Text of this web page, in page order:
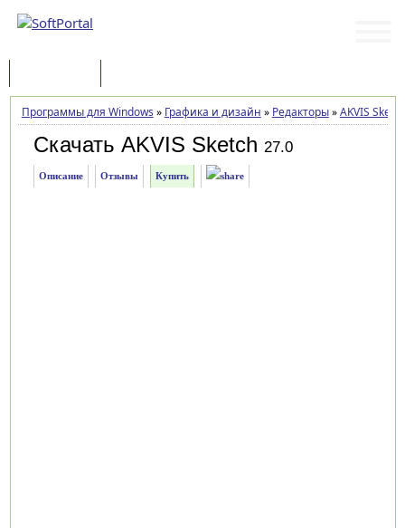
Программы для Windows » Графика и дизайн » Редакторы»AKVIS Sketch
Скачать AKVIS Sketch 27.0
Описание Отзывы Купить